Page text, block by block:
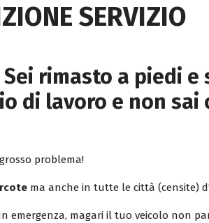
SERVIZIO
rimasto a piedi
di lavoro e non sai
problema!
ma anche in tutte le città (censite)
emergenza, magari il tuo veicolo non